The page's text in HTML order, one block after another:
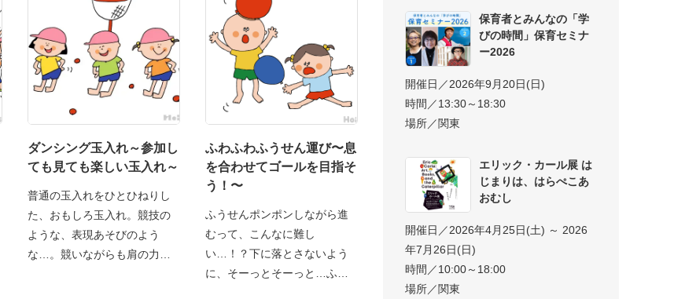
ダンシング玉入れ～参加し
ても見ても楽しい玉入れ～
普通の玉入れをひとひねりし
た、おもしろ玉入れ。競技の
ような、表現あそびのよう
な…。競いながらも肩の力が
ふわふわふうせん運び〜息
を合わせてゴールを目指そ
う！〜
ふうせんポンポンしながら進
むって、こんなに難し
い…！？下に落とさないよう
に、そーっとそーっと…ふう
保育者とみんなの「学
びの時間」保育セミナ
ー2026
開催日／2026年9月20日(日)
時間／13:30～18:30
場所／関東
エリック・カール展 は
じまりは、はらぺこあ
おむし
開催日／2026年4月25日(土) ～ 2026
年7月26日(日)
時間／10:00～18:00
場所／関東